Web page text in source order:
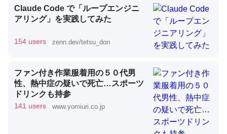
コオロギのカルシウム分はエビの600分の1程度。
─ニュース :: 【研究発表】昆虫学の大問題＝「昆虫はなぜ海にいな
いのか」に関する新仮説
Claude Code で「ループエンジニ
アリング」を実践してみた
154 users zenn.dev/tetsu_don
ファン付き作業服着用の５０代男
性、熱中症の疑いで死亡…スポーツ
ドリンクも持参
141 users www.yomiuri.co.jp